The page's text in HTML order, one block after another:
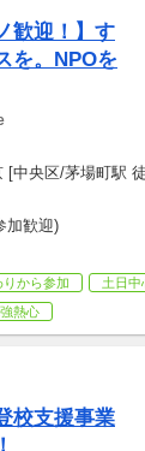
歓迎！】す
を。NPOを
[中央区/茅場町駅
加歓迎)
から参加
土日中
熱心
校支援事業